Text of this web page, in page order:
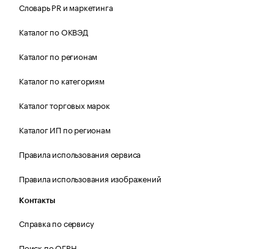
Словарь PR и маркетинга
Каталог по ОКВЭД
Каталог по регионам
Каталог по категориям
Каталог торговых марок
Каталог ИП по регионам
Правила использования сервиса
Правила использования изображений
Контакты
Справка по сервису